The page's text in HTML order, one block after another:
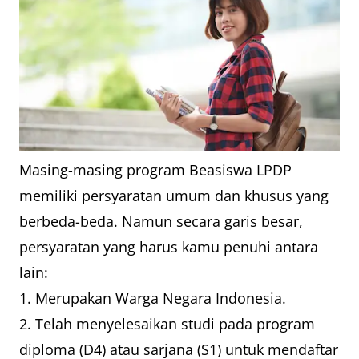
Masing-masing program Beasiswa LPDP
memiliki persyaratan umum dan khusus yang
berbeda-beda. Namun secara garis besar,
persyaratan yang harus kamu penuhi antara
lain:
1. Merupakan Warga Negara Indonesia.
2. Telah menyelesaikan studi pada program
diploma (D4) atau sarjana (S1) untuk mendaftar